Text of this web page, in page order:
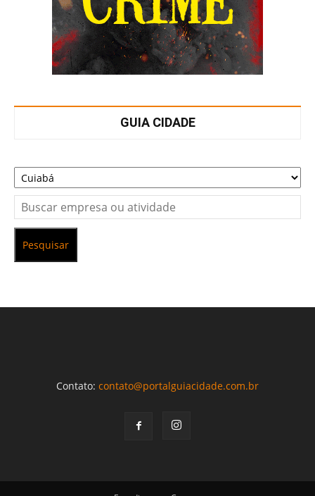
GUIA CIDADE
Pesquisar
Contato: contato@portalguiacidade.com.br